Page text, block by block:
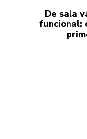
De sala
funcional: